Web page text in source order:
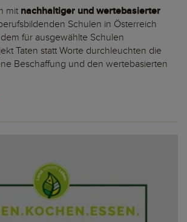
mit nachhaltiger und wertebasierter
Schulen in Österreich
für ausgewählte Schulen
Taten statt Worte durchleuchten die
Beschaffung und den wertebasierten